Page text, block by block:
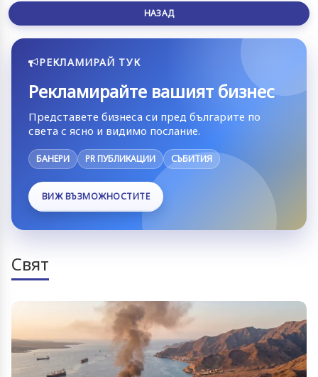
НАЗАД
РЕКЛАМИРАЙ ТУК
Рекламирайте вашият бизнес
Представете бизнеса си пред българите по
света с ясно и видимо послание.
БАНЕРИ PR ПУБЛИКАЦИИ СЪБИТИЯ
ВИЖ ВЪЗМОЖНОСТИТЕ
Свят